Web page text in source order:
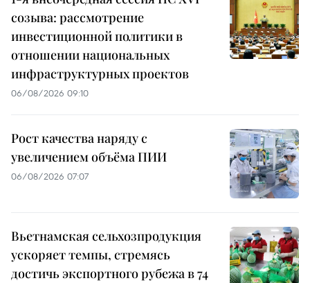
созыва: рассмотрение
инвестиционной политики в
отношении национальных
инфраструктурных проектов
06/08/2026 09:10
Рост качества наряду с
увеличением объёма ПИИ
06/08/2026 07:07
Вьетнамская сельхозпродукция
ускоряет темпы, стремясь
достичь экспортного рубежа в 74